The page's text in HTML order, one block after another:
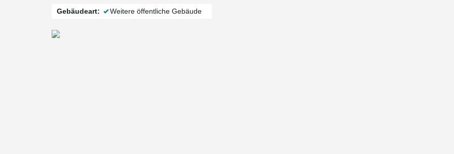
Gebäudeart: Weitere öffentliche Gebäude